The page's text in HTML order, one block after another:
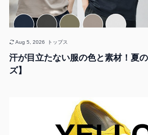
汗が目立たない服の色と素材！夏
ズ】
Aug 5, 2026 トップス